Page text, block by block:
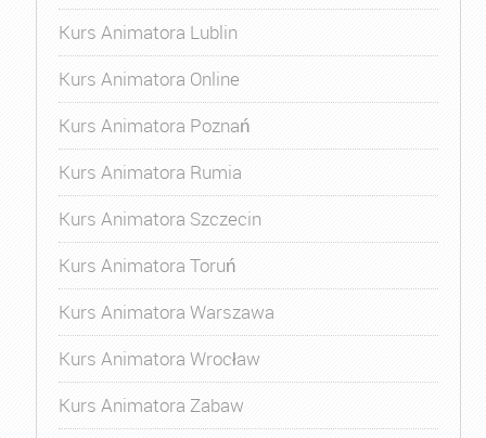
Kurs Animatora Lublin
Kurs Animatora Online
Kurs Animatora Poznań
Kurs Animatora Rumia
Kurs Animatora Szczecin
Kurs Animatora Toruń
Kurs Animatora Warszawa
Kurs Animatora Wrocław
Kurs Animatora Zabaw